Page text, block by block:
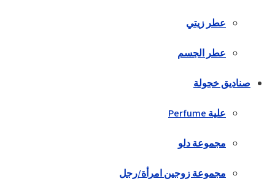
عطر زيتي
عطر الجسم
صناديق خجولة
علية Perfume
مجموعة دلو
مجموعة زوجين امرأة/رجل